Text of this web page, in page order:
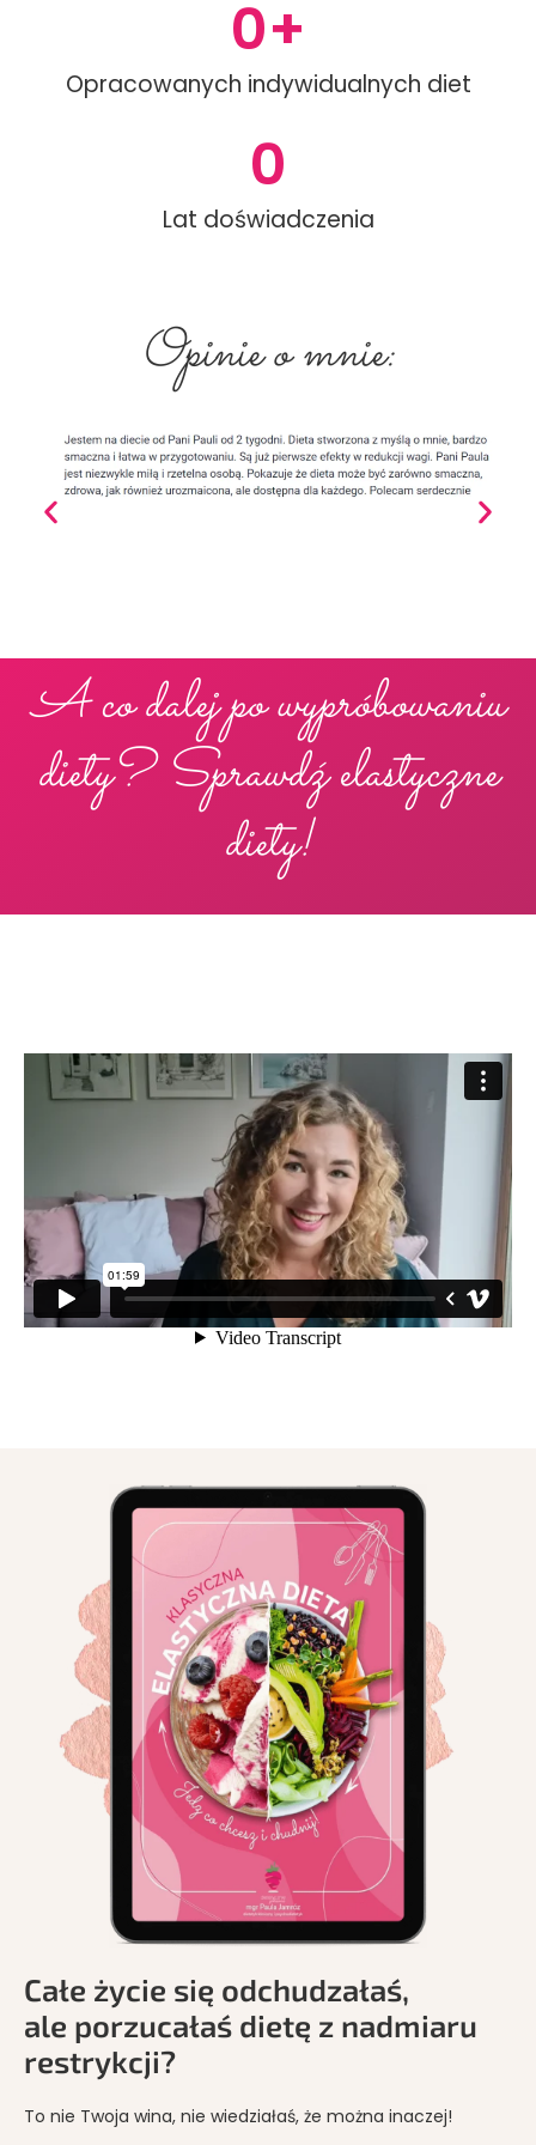
Opracowanych indywidualnych diet
0+
Lat doświadczenia
0
Opinie o mnie:
A co dalej po wypróbowaniu
diety? Sprawdź elastyczne
diety!
Całe życie się odchudzałaś,
ale porzucałaś dietę z nadmiaru
restrykcji?
To nie Twoja wina, nie wiedziałaś, że można inaczej!